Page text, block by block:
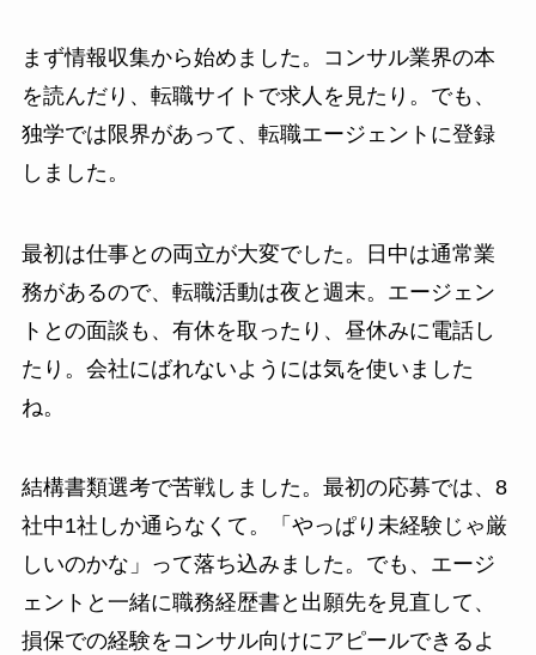
まず情報収集から始めました。コンサル業界の本
を読んだり、転職サイトで求人を見たり。でも、
独学では限界があって、転職エージェントに登録
しました。
最初は仕事との両立が大変でした。日中は通常業
務があるので、転職活動は夜と週末。エージェン
トとの面談も、有休を取ったり、昼休みに電話し
たり。会社にばれないようには気を使いました
ね。
結構書類選考で苦戦しました。最初の応募では、8
社中1社しか通らなくて。「やっぱり未経験じゃ厳
しいのかな」って落ち込みました。でも、エージ
ェントと一緒に職務経歴書と出願先を見直して、
損保での経験をコンサル向けにアピールできるよ